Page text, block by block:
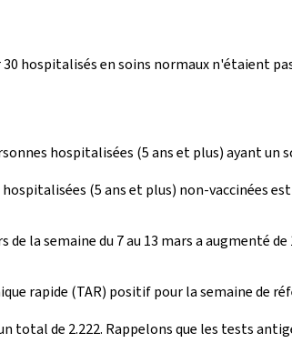
hospitalisés en soins normaux n'étaient
hospitalisées (5 ans et plus) ayant
(5 ans et plus) non-vaccinées
la semaine du 7 au 13 mars a augmenté de
rapide (TAR) positif pour la semaine de
total de 2.222. Rappelons que les tests